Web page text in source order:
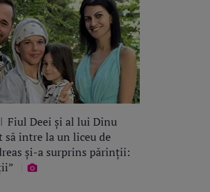
Fiul Deei și al lui Dinu
să intre la un liceu de
și-a surprins părinții: